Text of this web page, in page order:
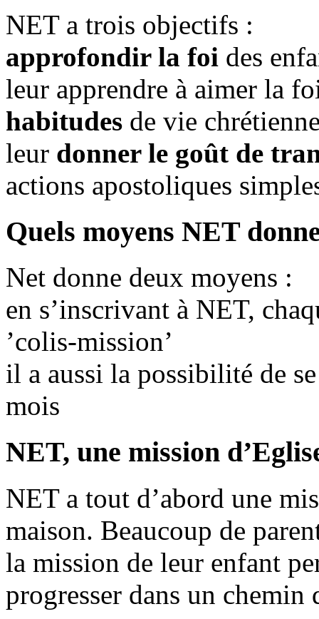
NET a trois objectifs :
approfondir la foi des
leur apprendre à aimer la
habitudes de vie
leur donner le goût de
actions apostoliques
Quels moyens NET
Net donne deux moyens :
en s’inscrivant à NET,
’colis-mission’
il a aussi la possibilité de
mois
NET, une mission
NET a tout d’abord une
maison. Beaucoup de
la mission de leur enfant
progresser dans un chemin